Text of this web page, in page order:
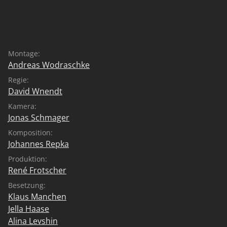
Montage:
Andreas Wodraschke
Regie:
David Wnendt
Kamera:
Jonas Schmager
Komposition:
Johannes Repka
Produktion:
René Frotscher
Besetzung:
Klaus Manchen
Jella Haase
Alina Levshin